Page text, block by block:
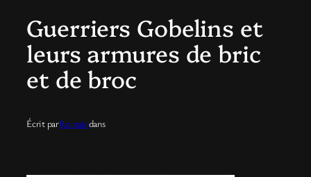
Guerriers Gobelins et
leurs armures de bric
et de broc
Écrit parRomaindans